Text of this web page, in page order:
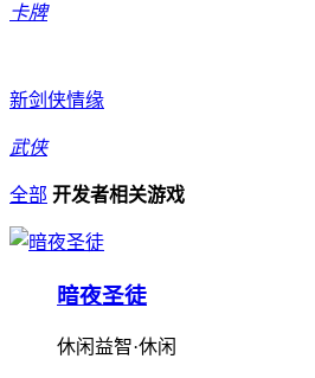
卡牌
新剑侠情缘
武侠
全部 开发者相关游戏
暗夜圣徒
休闲益智·休闲